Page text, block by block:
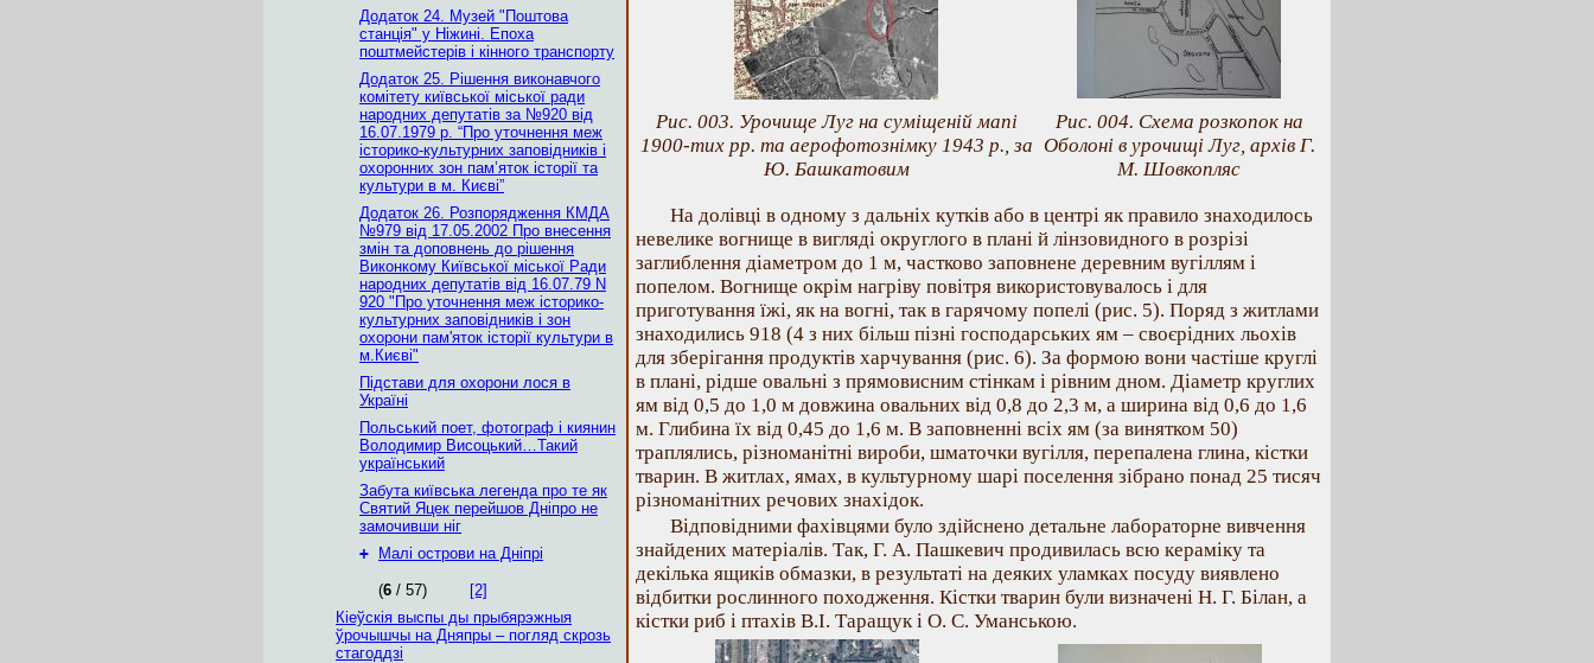
Додаток 24. Музей "Поштова
станція" у Ніжині. Епоха
поштмейстерів і кінного транспорту
Додаток 25. Рішення виконавчого
комітету київської міської ради
народних депутатів за №920 від
16.07.1979 р. “Про уточнення меж
історико-культурних заповідників і
охоронних зон пам’яток історії та
культури в м. Києві”
Додаток 26. Розпорядження КМДА
№979 від 17.05.2002 Про внесення
змін та доповнень до рішення
Виконкому Київської міської Ради
народних депутатів від 16.07.79 N
920 "Про уточнення меж історико-
культурних заповідників і зон
охорони пам'яток історії культури в
м.Києві"
Підстави для охорони лося в
Україні
Польський поет, фотограф і киянин
Володимир Висоцький…Такий
український
Забута київська легенда про те як
Святий Яцек перейшов Дніпро не
замочивши ніг
+
Малі острови на Дніпрі
(6 / 57)
[2]
Кіеўскія выспы ды прыбярэжныя
ўрочышчы на Дняпры – погляд скрозь
стагоддзі
Рис. 003. Урочище Луг на суміщеній мапі
1900-тих рр. та аерофотознімку 1943 р., за
Ю. Башкатовим
Рис. 004. Схема розкопок на
Оболоні в урочищі Луг, архів Г.
М. Шовкопляс
На долівці в одному з дальніх кутків або в центрі як правило знаходилось
невелике вогнище в вигляді округлого в плані й лінзовидного в розрізі
заглиблення діаметром до 1 м, частково заповнене деревним вугіллям і
попелом. Вогнище окрім нагріву повітря використовувалось і для
приготування їжі, як на вогні, так в гарячому попелі (рис. 5). Поряд з житлами
знаходились 918 (4 з них більш пізні господарських ям – своєрідних льохів
для зберігання продуктів харчування (рис. 6). За формою вони частіше круглі
в плані, рідше овальні з прямовисним стінкам і рівним дном. Діаметр круглих
ям від 0,5 до 1,0 м довжина овальних від 0,8 до 2,3 м, а ширина від 0,6 до 1,6
м. Глибина їх від 0,45 до 1,6 м. В заповненні всіх ям (за винятком 50)
траплялись, різноманітні вироби, шматочки вугілля, перепалена глина, кістки
тварин. В житлах, ямах, в культурному шарі поселення зібрано понад 25 тисяч
різноманітних речових знахідок.
Відповідними фахівцями було здійснено детальне лабораторне вивчення
знайдених матеріалів. Так, Г. А. Пашкевич продивилась всю кераміку та
декілька ящиків обмазки, в результаті на деяких уламках посуду виявлено
відбитки рослинного походження. Кістки тварин були визначені Н. Г. Білан, а
кістки риб і птахів В.І. Таращук і О. С. Уманською.